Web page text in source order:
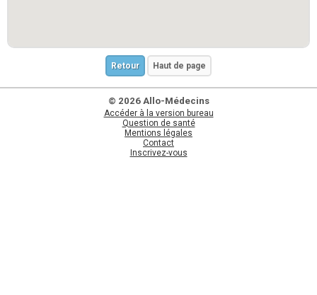
Retour Haut de page
© 2026 Allo-Médecins
Accéder à la version bureau
Question de santé
Mentions légales
Contact
Inscrivez-vous